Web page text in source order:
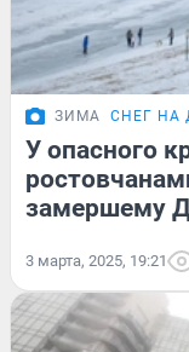
ЗИМА СНЕГ НА
У опасного
замершему
3 марта, 2025, 19:21